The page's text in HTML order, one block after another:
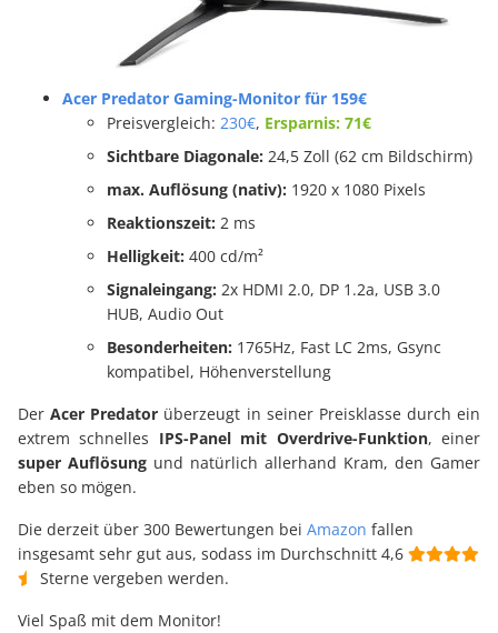
Acer Predator Gaming-Monitor für 159€
Preisvergleich: 230€, Ersparnis: 71€
Sichtbare Diagonale: 24,5 Zoll (62 cm Bildschirm)
max. Auflösung (nativ): 1920 x 1080 Pixels
Reaktionszeit: 2 ms
Helligkeit: 400 cd/m²
Signaleingang: 2x HDMI 2.0, DP 1.2a, USB 3.0
HUB, Audio Out
Besonderheiten: 1765Hz, Fast LC 2ms, Gsync
kompatibel, Höhenverstellung
Der Acer Predator überzeugt in seiner Preisklasse durch ein
extrem schnelles IPS-Panel mit Overdrive-Funktion, einer
super Auflösung und natürlich allerhand Kram, den Gamer
eben so mögen.
Die derzeit über 300 Bewertungen bei Amazon fallen
insgesamt sehr gut aus, sodass im Durchschnitt 4,6
Sterne vergeben werden.
Viel Spaß mit dem Monitor!